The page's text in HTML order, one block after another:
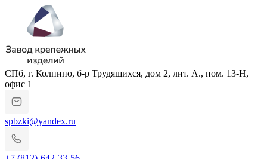
СПб, г. Колпино, б-р Трудящихся, дом 2, лит. А., пом. 13-Н,
офис 1
spbzki@yandex.ru